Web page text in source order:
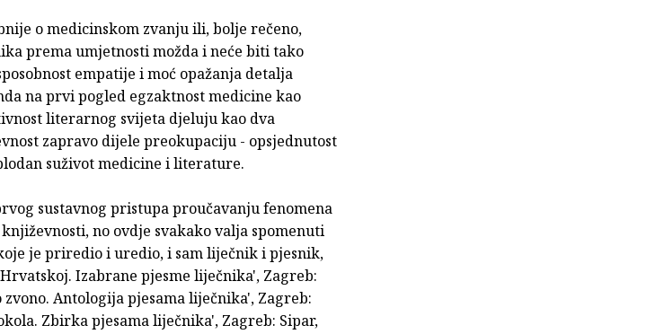
o medicinskom zvanju ili, bolje rečeno,
prema umjetnosti možda i neće biti tako
empatije i moć opažanja de­talja
na prvi pogled egzaktnost medicine kao
literarnog svijeta djeluju kao dva
zapravo dijele preokupaciju - opsjednutost
suživot medicine i literature.
sustavnog pristupa proučavanju fenomena
no ovdje svakako valja spomenuti
je priredio i uredio, i sam liječnik i pjesnik,
Izabrane pjesme liječnika', Zagreb:
Antologija pjesama liječnika', Zagreb:
Zbir­ka pjesama liječnika', Zagreb: Sipar,